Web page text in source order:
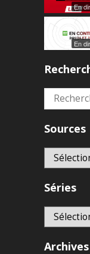
En
En
Rechercher
Sources
Séries
Archives